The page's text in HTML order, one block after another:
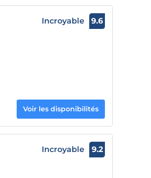
Incroyable 9.6
Voir les disponibilités
Incroyable 9.2